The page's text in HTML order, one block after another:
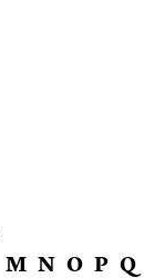
M N O P Q